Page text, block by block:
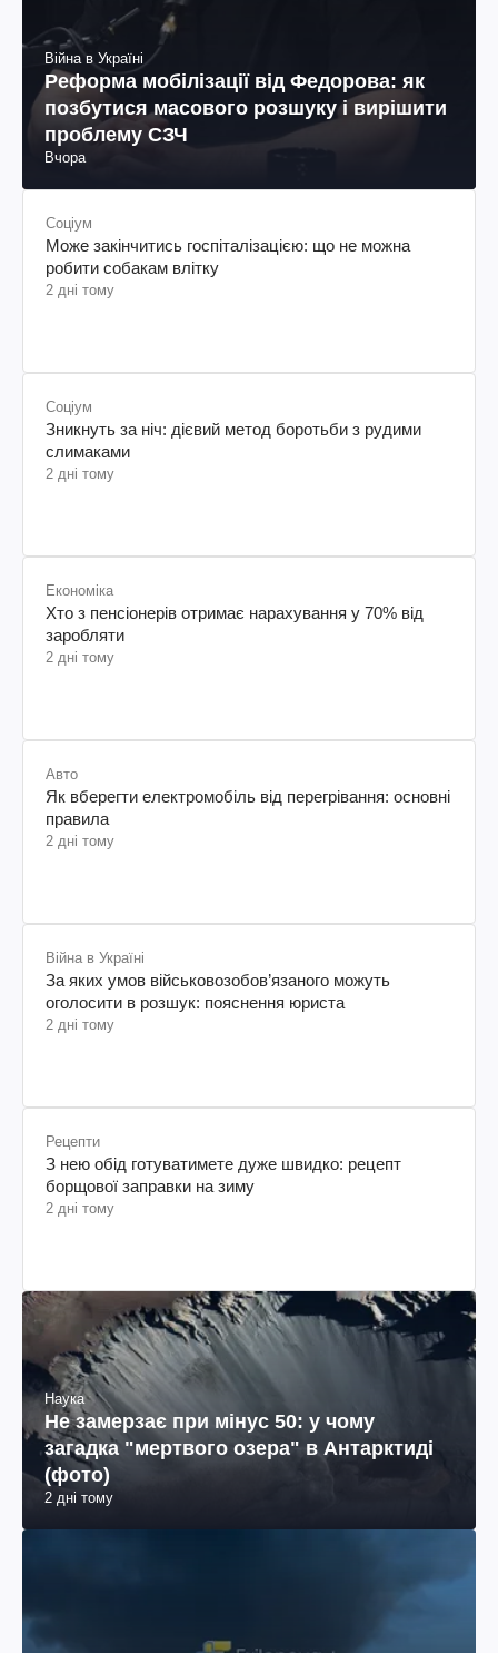
Війна в Україні
Реформа мобілізації від Федорова: як
позбутися масового розшуку і вирішити
проблему СЗЧ
Вчора
Соціум
Може закінчитись госпіталізацією: що не можна
робити собакам влітку
2 дні тому
Соціум
Зникнуть за ніч: дієвий метод боротьби з рудими
слимаками
2 дні тому
Економіка
Хто з пенсіонерів отримає нарахування у 70% від
заробляти
2 дні тому
Авто
Як вберегти електромобіль від перегрівання: основні
правила
2 дні тому
Війна в Україні
За яких умов військовозобов’язаного можуть
оголосити в розшук: пояснення юриста
2 дні тому
Рецепти
З нею обід готуватимете дуже швидко: рецепт
борщової заправки на зиму
2 дні тому
Наука
Не замерзає при мінус 50: у чому
загадка "мертвого озера" в Антарктиді
(фото)
2 дні тому